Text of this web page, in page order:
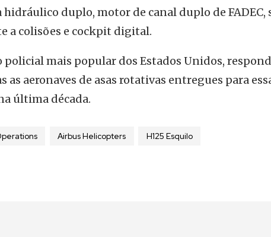
hidráulico duplo, motor de canal duplo de FADEC,
a colisões e cockpit digital.
policial mais popular dos Estados Unidos,
as aeronaves de asas rotativas entregues para
última década.
Airbus Helicopters H125 Esquilo